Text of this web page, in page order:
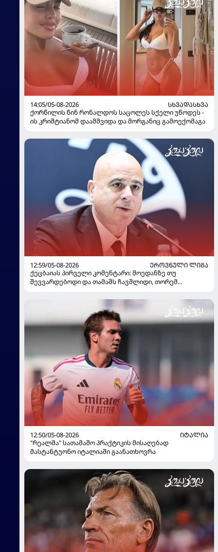
14:05/05-08-2026
ᲡᲮᲕᲐᲓᲐᲡᲮᲕᲐ
ქორწილის წინ რონალდოს საცოლეს სქელი უწოდეს -
ის კრიშტიანომ დაამშვიდა და მორგანიც გამოექომაგა
12:59/05-08-2026
ᲔᲠᲝᲕᲜᲣᲚᲘ ᲚᲘᲒᲐ
ქეცბაიას პირველი კომენტარი: მოედანზე თუ
შევვარდებოდი და თამაშს ჩავშლიდი, თორემ...
12:50/05-08-2026
ᲘᲢᲐᲚᲘᲐ
"რეალმა" სათამაშო პრაქტიკის მისაღებად
მასტანტუონო იტალიაში გაანათხოვრა